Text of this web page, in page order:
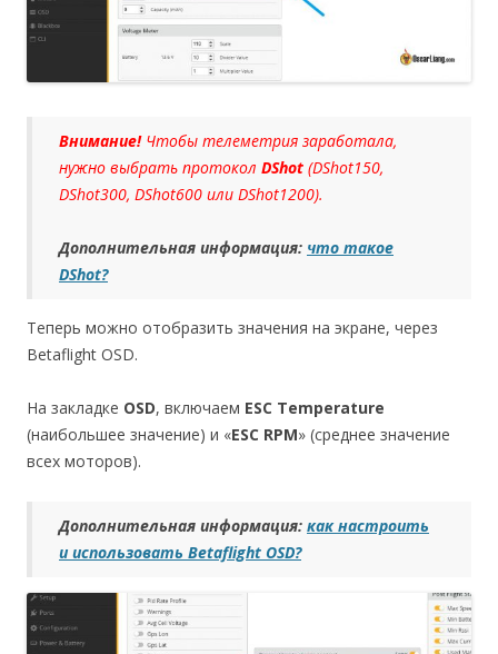
Внимание!Чтобы телеметрия заработала,
нужно выбрать протокол DShot (DShot150,
DShot300, DShot600 или DShot1200).
Дополнительная информация: что такое
DShot?
Теперь можно отобразить значения на экране, через
Betaflight OSD.
На закладке OSD, включаем ESC Temperature
(наибольшее значение) и «ESC RPM» (среднее значение
всех моторов).
Дополнительная информация: как настроить
и использовать Betaflight OSD?